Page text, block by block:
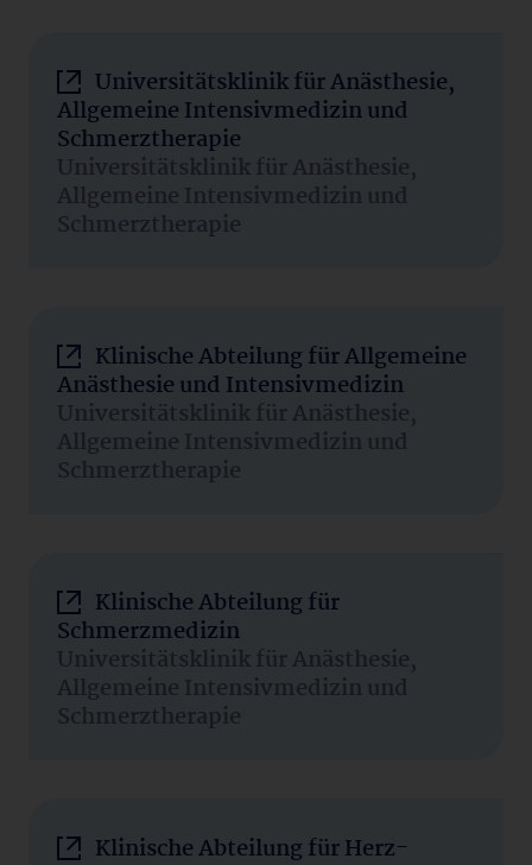
Universitätsklinik für Anästhesie,
Allgemeine Intensivmedizin und
Schmerztherapie
Universitätsklinik für Anästhesie,
Allgemeine Intensivmedizin und
Schmerztherapie
Klinische Abteilung für Allgemeine
Anästhesie und Intensivmedizin
Universitätsklinik für Anästhesie,
Allgemeine Intensivmedizin und
Schmerztherapie
Klinische Abteilung für
Schmerzmedizin
Universitätsklinik für Anästhesie,
Allgemeine Intensivmedizin und
Schmerztherapie
Klinische Abteilung für Herz-